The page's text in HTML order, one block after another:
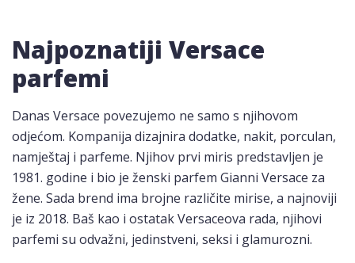
Najpoznatiji Versace
parfemi
Danas Versace povezujemo ne samo s njihovom
odjećom. Kompanija dizajnira dodatke, nakit, porculan,
namještaj i parfeme. Njihov prvi miris predstavljen je
1981. godine i bio je ženski parfem Gianni Versace za
žene. Sada brend ima brojne različite mirise, a najnoviji
je iz 2018. Baš kao i ostatak Versaceova rada, njihovi
parfemi su odvažni, jedinstveni, seksi i glamurozni.